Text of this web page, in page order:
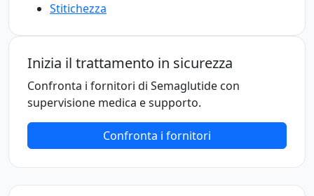
Stitichezza
Inizia il trattamento in sicurezza
Confronta i fornitori di Semaglutide con
supervisione medica e supporto.
Confronta i fornitori